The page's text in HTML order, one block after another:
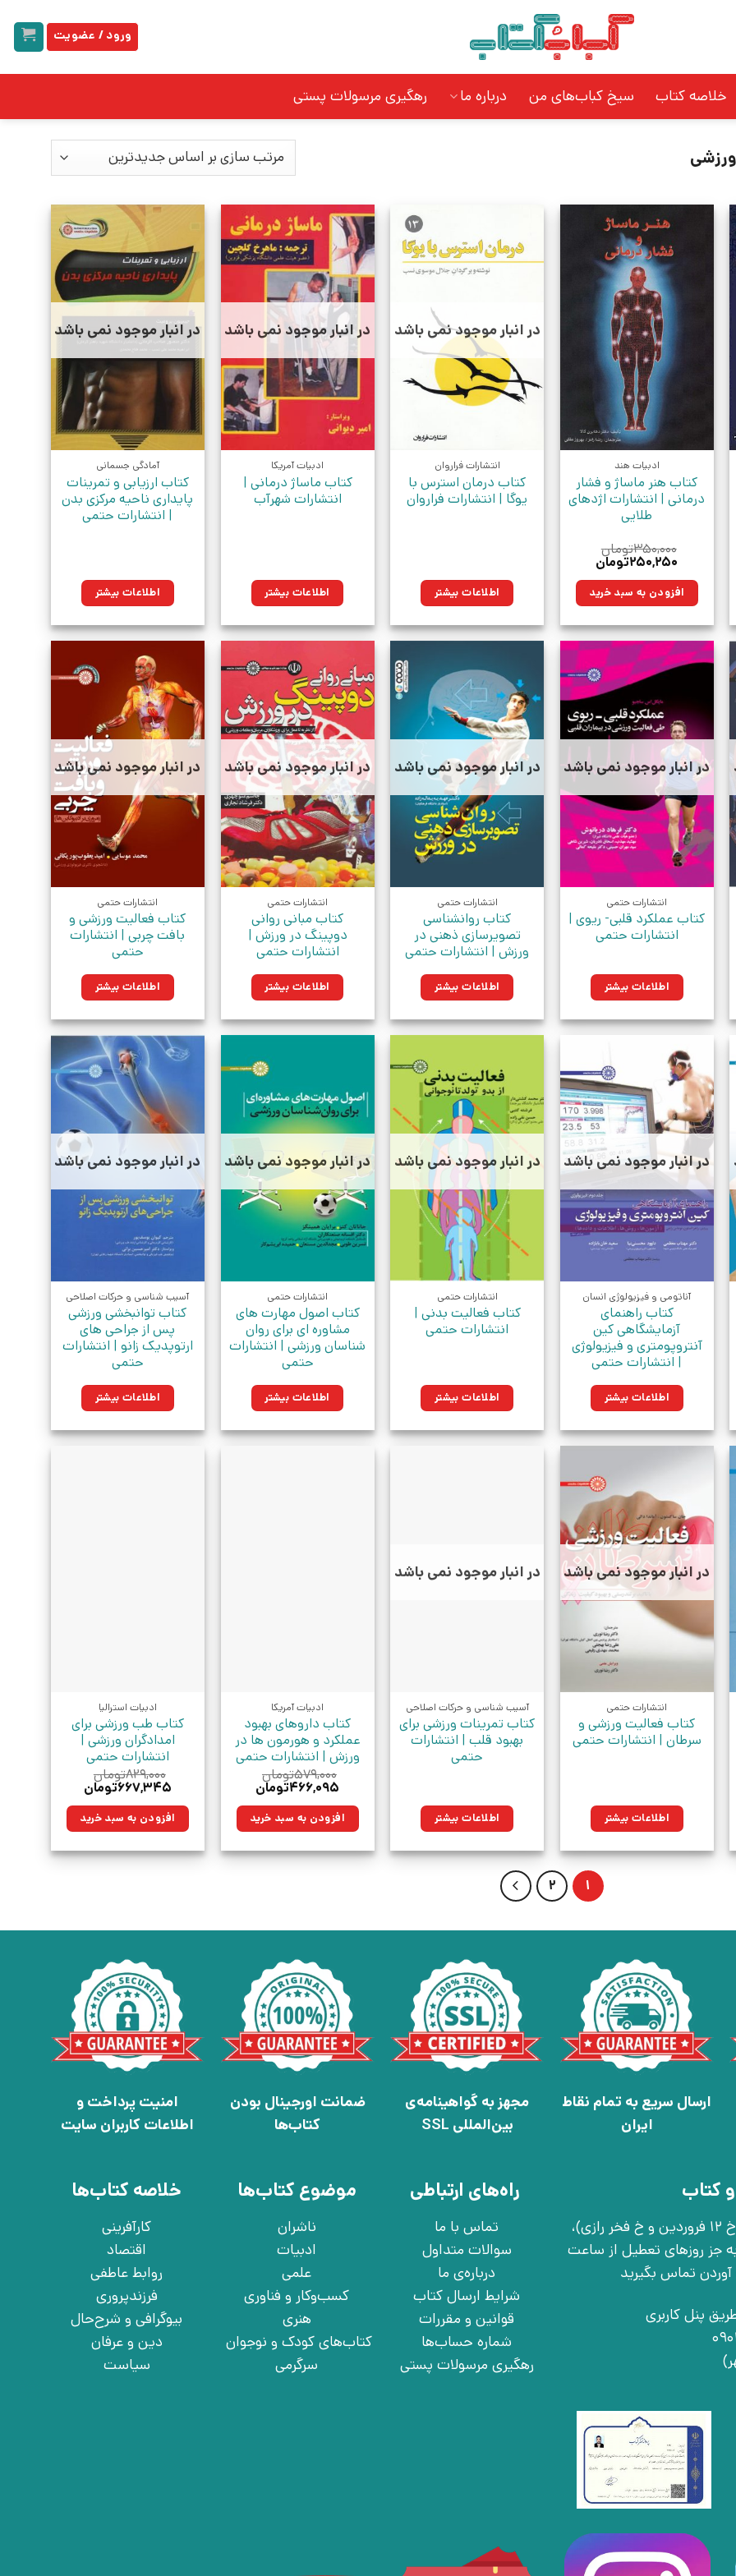
ورود / عضویت
خلاصه کتاب سیخ کباب‌های من درباره ما رهگیری مرسولات پستی
ادبیات هند
کتاب هنر ماساژ و فشار
درمانی | انتشارات اژدهای
طلایی
۳۵۰,۰۰۰تومان
قیمت
۳۵۰,۰۰۰تومان
بود.
۲۵۰,۲۵۰تومانقیمت
۲۵۰,۲۵۰تومان.افزودن به سبد خرید
در انبار موجود نمی باشد
انتشارات فراروان
کتاب درمان استرس با
یوگا | انتشارات فراروان
اطلاعات بیشتر
در انبار موجود نمی باشد
ادبیات آمریکا
کتاب ماساژ درمانی |
انتشارات شهرآب
اطلاعات بیشتر
در انبار موجود نمی باشد
آمادگی جسمانی
کتاب ارزیابی و تمرینات
پایداری ناحیه مرکزی بدن
| انتشارات حتمی
اطلاعات بیشتر
در انبار موجود نمی باشد
انتشارات حتمی
کتاب عملکرد قلبی- ریوی |
انتشارات حتمی
اطلاعات بیشتر
در انبار موجود نمی باشد
انتشارات حتمی
کتاب روانشناسی
تصویرسازی ذهنی در
ورزش | انتشارات حتمی
اطلاعات بیشتر
در انبار موجود نمی باشد
انتشارات حتمی
کتاب مبانی روانی
دوپینگ در ورزش |
انتشارات حتمی
اطلاعات بیشتر
در انبار موجود نمی باشد
انتشارات حتمی
کتاب فعالیت ورزشی و
بافت چربی | انتشارات
حتمی
اطلاعات بیشتر
در انبار موجود نمی باشد
آناتومی و فیزیولوژی انسان
کتاب راهنمای
آزمایشگاهی کین
آنتروپومتری و فیزیولوژی
| انتشارات حتمی
اطلاعات بیشتر
در انبار موجود نمی باشد
انتشارات حتمی
کتاب فعالیت بدنی |
انتشارات حتمی
اطلاعات بیشتر
در انبار موجود نمی باشد
انتشارات حتمی
کتاب اصول مهارت های
مشاوره ای برای روان
شناسان ورزشی | انتشارات
حتمی
اطلاعات بیشتر
در انبار موجود نمی باشد
آسیب شناسی و حرکات اصلاحی
کتاب توانبخشی ورزشی
پس از جراحی های
ارتوپدیک زانو | انتشارات
حتمی
اطلاعات بیشتر
در انبار موجود نمی باشد
انتشارات حتمی
کتاب فعالیت ورزشی و
سرطان | انتشارات حتمی
اطلاعات بیشتر
در انبار موجود نمی باشد
آسیب شناسی و حرکات اصلاحی
کتاب تمرینات ورزشی برای
بهبود قلب | انتشارات
حتمی
اطلاعات بیشتر
ادبیات آمریکا
کتاب داروهای بهبود
عملکرد و هورمون ها در
ورزش | انتشارات حتمی
۵۷۹,۰۰۰تومان
قیمت
۵۷۹,۰۰۰تومان
بود.
۴۶۶,۰۹۵تومانقیمت
۴۶۶,۰۹۵تومان.افزودن به سبد خرید
ادبیات استرالیا
کتاب طب ورزشی برای
امدادگران ورزشی |
انتشارات حتمی
۸۲۹,۰۰۰تومان
قیمت
۸۲۹,۰۰۰تومان
بود.
۶۶۷,۳۴۵تومان
۶۶۷,۳۴۵تومان.افزودن به سبد خرید
1
2
ارسال سریع به تمام نقاط
ایران
مجهز به گواهینامه‌ی
بین‌المللی SSL
ضمانت اورجینال بودن
کتاب‌ها
امنیت پرداخت و
اطلاعات کاربران سایت
کتاب
تهران، خ انقلاب، خ 12 فروردین، خ روانمهر شرقی(بین خ 12 فروردین و خ فخر رازی)،
به جز روزهای تعطیل از ساعت
پنل کاربری
راه‌های ارتباطی
تماس با ما
سوالات متداول
درباره‌ی ما
شرایط ارسال کتاب
قوانین و مقررات
شماره حساب‌ها
رهگیری مرسولات پستی
موضوع کتاب‌ها
ناشران
ادبیات
علمی
کسب‌وکار و فناوری
هنری
کتاب‌های کودک و نوجوان
سرگرمی
خلاصه کتاب‌ها
کارآفرینی
اقتصاد
روابط عاطفی
فرزندپروری
بیوگرافی و شرح‌حال
دین و عرفان
سیاست